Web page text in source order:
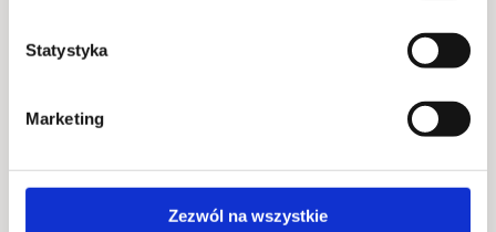
Statystyka
Marketing
Zezwól na wszystkie
przejmuje Bloop Bar